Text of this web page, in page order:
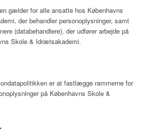
gælder for alle ansatte hos Københavns
der behandler personoplysninger, samt
(databehandlere), der udfører arbejde på
Skole & Idrætsakademi.
er at fastlægge rammerne for
på Københavns Skole &